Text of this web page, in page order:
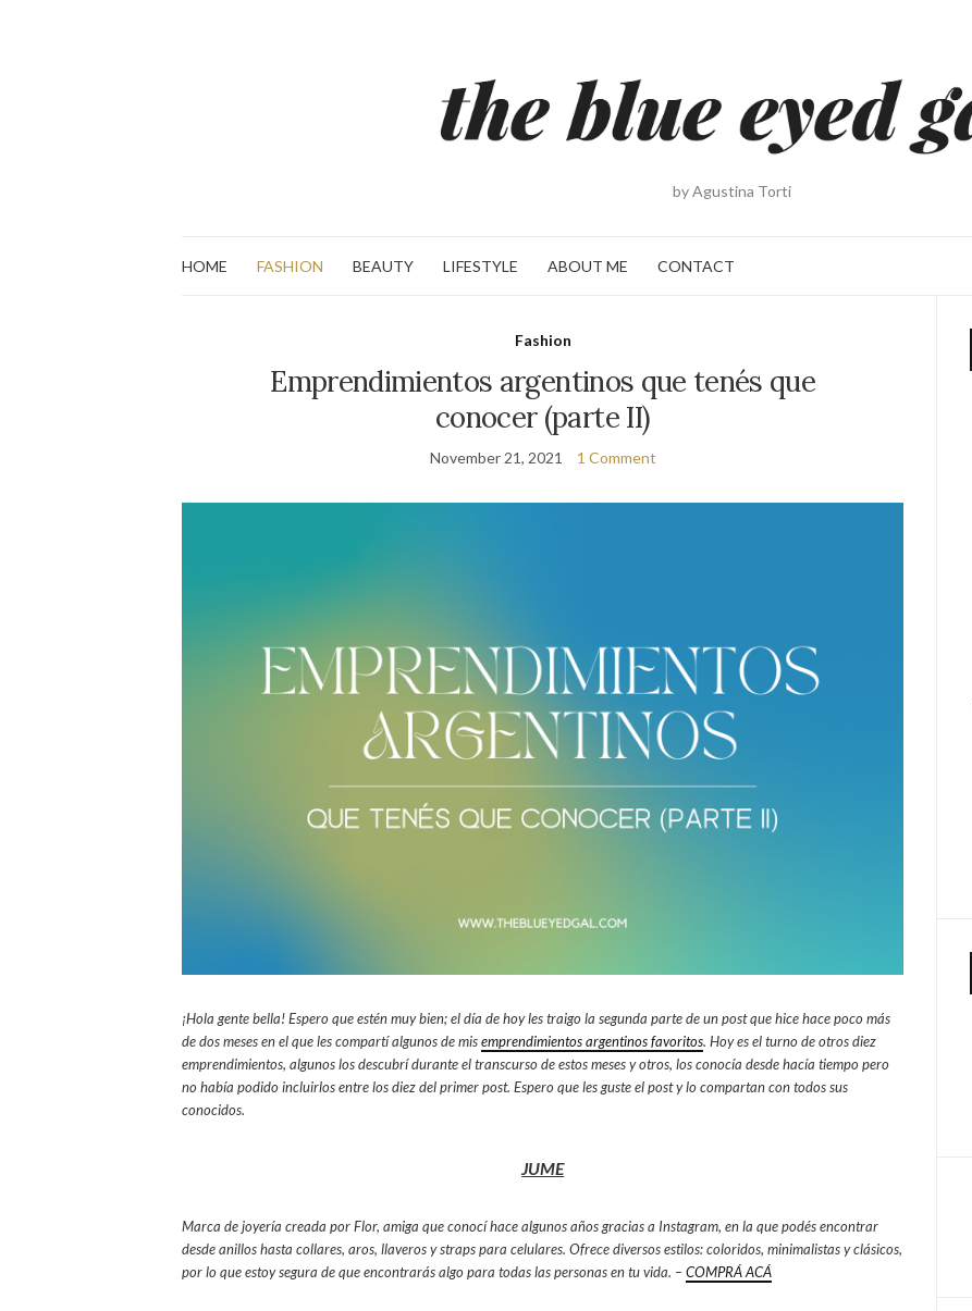
by Agustina Torti
HOME FASHION BEAUTY LIFESTYLE ABOUT ME CONTACT
Fashion
Emprendimientos argentinos que tenés que
conocer (parte II)
November 21, 2021 1 Comment
¡Hola gente bella! Espero que estén muy bien; el día de hoy les traigo la segunda parte de un post que hice hace poco más
de dos meses en el que les compartí algunos de misemprendimientos argentinos favoritos. Hoy es el turno de otros diez
emprendimientos, algunos los descubrí durante el transcurso de estos meses y otros, los conocía desde hacía tiempo pero
no había podido incluirlos entre los diez del primer post. Espero que les guste el post y lo compartan con todos sus
conocidos.
JUME
Marca de joyería creada por Flor, amiga que conocí hace algunos años gracias a Instagram, en la que podés encontrar
desde anillos hasta collares, aros, llaveros y straps para celulares. Ofrece diversos estilos: coloridos, minimalistas y clásicos,
por lo que estoy segura de que encontrarás algo para todas las personas en tu vida. – COMPRÁ ACÁ